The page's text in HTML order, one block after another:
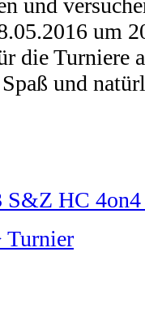
und
um
die Turniere
und
S&Z HC
Turnier